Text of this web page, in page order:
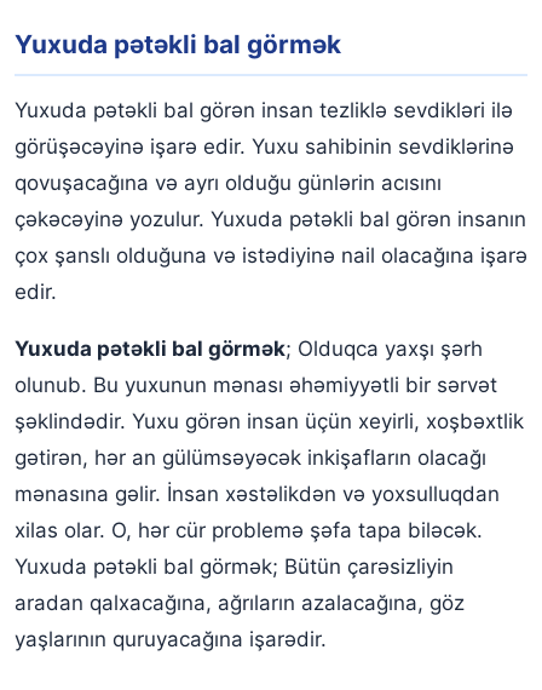
Yuxuda pətəkli bal görmək
Yuxuda pətəkli bal görən insan tezliklə sevdikləri ilə
görüşəcəyinə işarə edir. Yuxu sahibinin sevdiklərinə
qovuşacağına və ayrı olduğu günlərin acısını
çəkəcəyinə yozulur. Yuxuda pətəkli bal görən insanın
çox şanslı olduğuna və istədiyinə nail olacağına işarə
edir.
Yuxuda pətəkli bal görmək; Olduqca yaxşı şərh
olunub. Bu yuxunun mənası əhəmiyyətli bir sərvət
şəklindədir. Yuxu görən insan üçün xeyirli, xoşbəxtlik
gətirən, hər an gülümsəyəcək inkişafların olacağı
mənasına gəlir. İnsan xəstəlikdən və yoxsulluqdan
xilas olar. O, hər cür problemə şəfa tapa biləcək.
Yuxuda pətəkli bal görmək; Bütün çarəsizliyin
aradan qalxacağına, ağrıların azalacağına, göz
yaşlarının quruyacağına işarədir.